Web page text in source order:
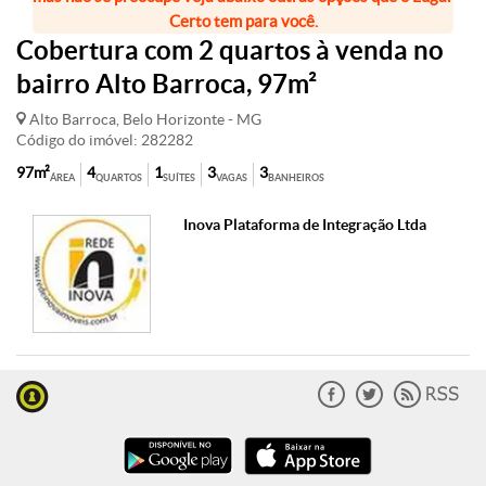
Certo tem para você.
Cobertura com 2 quartos à venda no
bairro Alto Barroca, 97m²
Alto Barroca, Belo Horizonte - MG
Código do imóvel: 282282
ÁREA
97m² QUARTOS
4 SUÍTES
1 VAGAS
3 BANHEIROS
3
Inova Plataforma de Integração Ltda